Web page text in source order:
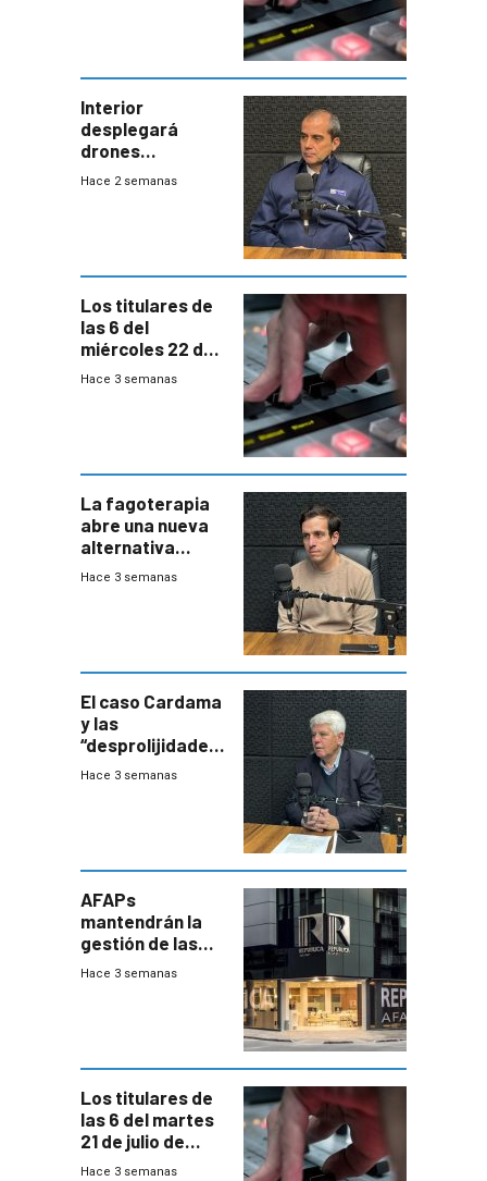
Interior
desplegará
drones
autónomos para
Hace 2 semanas
Los titulares de
las 6 del
miércoles 22 de
julio de 2026
Hace 3 semanas
La fagoterapia
abre una nueva
alternativa
contra bacterias
innovadora
Hace 3 semanas
El caso Cardama
y las
“desprolijidades”
que la
Hace 3 semanas
AFAPs
mantendrán la
gestión de las
cuentas
Hace 3 semanas
Los titulares de
las 6 del martes
21 de julio de
2026
Hace 3 semanas